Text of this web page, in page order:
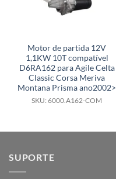
Motor de partida 12V
1,1KW 10T compatível
D6RA162 para Agile Celta
Classic Corsa Meriva
Montana Prisma ano2002>
SKU: 6000.A162-COM
SUPORTE